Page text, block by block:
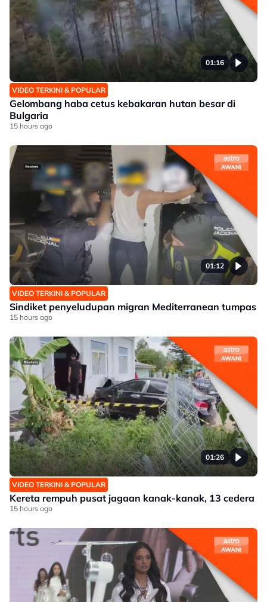
01:16
VIDEO TERKINI & POPULAR
Gelombang haba cetus kebakaran hutan besar di
Bulgaria
15 hours ago
01:12
VIDEO TERKINI & POPULAR
Sindiket penyeludupan migran Mediterranean tumpas
15 hours ago
01:26
VIDEO TERKINI & POPULAR
Kereta rempuh pusat jagaan kanak-kanak, 13 cedera
15 hours ago